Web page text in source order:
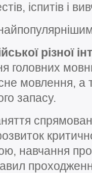
іспитів і
різної
головних
мовлення, а
запасу.
навчання